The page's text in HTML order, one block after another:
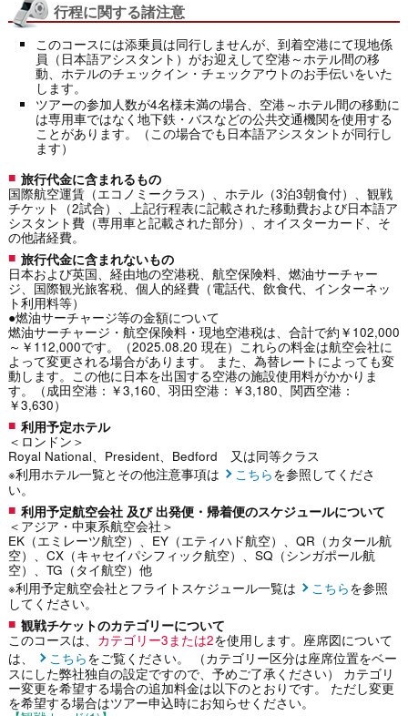
行程に関する諸注意
このコースには添乗員は同行しませんが、到着空港にて現地係
員（日本語アシスタント）がお迎えして空港～ホテル間の移
動、ホテルのチェックイン・チェックアウトのお手伝いをいた
します。
ツアーの参加人数が4名様未満の場合、空港～ホテル間の移動に
は専用車ではなく地下鉄・バスなどの公共交通機関を使用する
ことがあります。（この場合でも日本語アシスタントが同行し
ます）
旅行代金に含まれるもの
国際航空運賃（エコノミークラス）、ホテル（3泊3朝食付）、観戦
チケット（2試合）、上記行程表に記載された移動費および日本語ア
シスタント費（専用車と記載された部分）、オイスターカード、そ
の他諸経費。
旅行代金に含まれないもの
日本および英国、経由地の空港税、航空保険料、燃油サーチャー
ジ、国際観光旅客税、個人的経費（電話代、飲食代、インターネッ
ト利用料等）
●燃油サーチャージ等の金額について
燃油サーチャージ・航空保険料・現地空港税は、合計で約￥102,000
～￥112,000です。（2025.08.20 現在）これらの料金は航空会社に
よって変更される場合があります。 また、為替レートによっても変
動します。この他に日本を出国する空港の施設使用料がかかりま
す。（成田空港：￥3,160、羽田空港：￥3,180、関西空港：
￥3,630）
利用予定ホテル
＜ロンドン＞
Royal National、President、Bedford 又は同等クラス
※利用ホテル一覧とその他注意事項は
こちらを参照してくださ
い。
利用予定航空会社 及び 出発便・帰着便のスケジュールについて
＜アジア・中東系航空会社＞
EK（エミレーツ航空）、EY（エティハド航空）、QR（カタール航
空）、CX（キャセイパシフィック航空）、SQ（シンガポール航
空）、TG（タイ航空）他
※利用予定航空会社とフライトスケジュール一覧は
こちらを参照
してください。
観戦チケットのカテゴリーについて
このコースは、 カテゴリー3または2を使用します。座席図について
は、
こちらをご覧ください。 （カテゴリー区分は座席位置をベー
スにした弊社独自の設定ですので、予めご了承ください） カテゴリ
ー変更を希望する場合の追加料金は以下のとおりです。 ただし変更
を希望する場合はツアー申込時にお知らせください。